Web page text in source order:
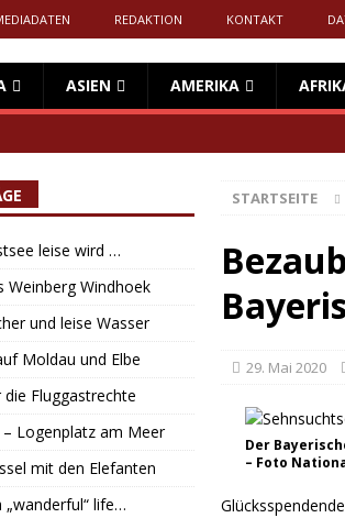
REDAKTION KONTAKT
ASIEN AMERIKA
STARTSEITE
29. Mai 2020
Der
– Foto
leise wird …
Weinberg Windhoek
und leise Wasser
Moldau und Elbe
Fluggastrechte
Logenplatz am Meer
mit den Elefanten
„wanderful“ life…